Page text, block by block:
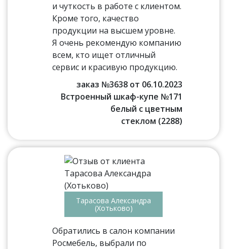
и чуткость в работе с клиентом.
Кроме того, качество
продукции на высшем уровне.
Я очень рекомендую компанию
всем, кто ищет отличный
сервис и красивую продукцию.
заказ №3638 от 06.10.2023
Встроенный шкаф-купе №171
белый с цветным
стеклом (2288)
Тарасова Александра
(Хотьково)
Обратились в салон компании
Росмебель, выбрали по